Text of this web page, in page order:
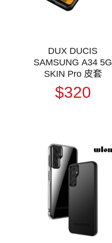
DUX DUCIS
SAMSUNG A34 5G
SKIN Pro 皮套
$320